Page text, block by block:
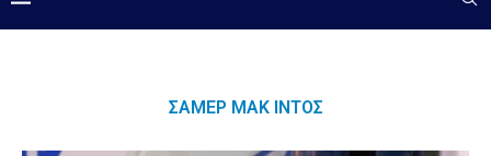
ΣΆΜΕΡ ΜΑΚ ΊΝΤΟΣ